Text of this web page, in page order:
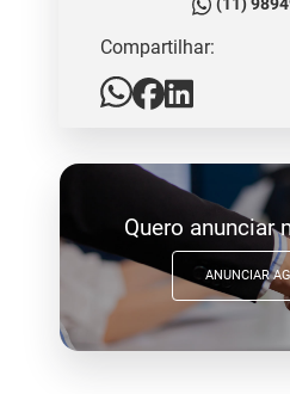
Compartilhar:
Quero anunciar
ANUNCIAR